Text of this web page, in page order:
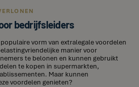
bedrijfsleiders
vorm van extralegale voordelen
manier voor
te belonen en kunnen gebruikt
te kopen in supermarkten,
Maar kunnen
voordelen genieten?